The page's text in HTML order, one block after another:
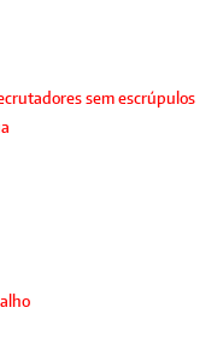
sem escrúpulos